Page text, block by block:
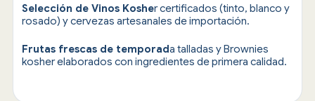
Selección de Vinos Kosher certificados (tinto, blanco y
rosado) y cervezas artesanales de importación.
Frutas frescas de temporada talladas y Brownies
kosher elaborados con ingredientes de primera calidad.